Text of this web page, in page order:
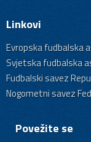
Linkovi
Evropska fudbalska
Svjetska fudbalska
Fudbalski savez
Nogometni savez
Povežite se